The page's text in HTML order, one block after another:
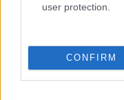
user protection.
CONFIRM